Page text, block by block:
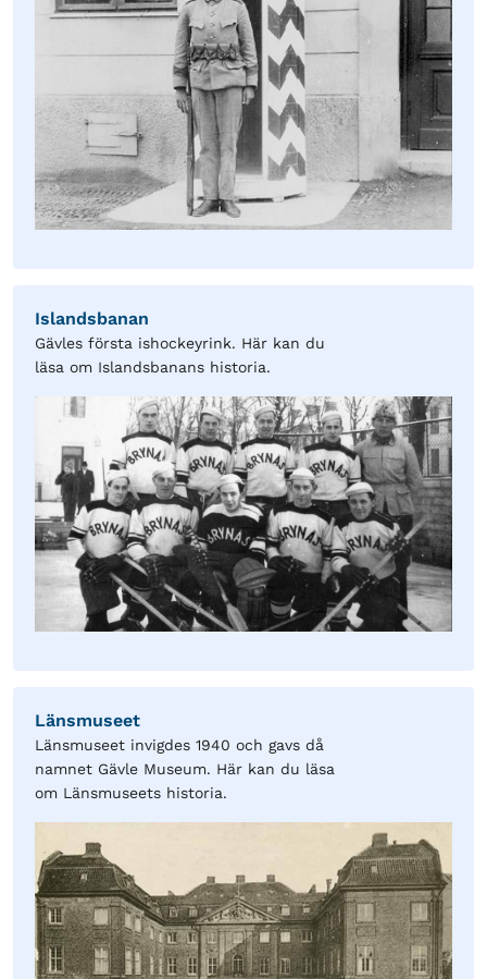
Islandsbanan
Gävles första ishockeyrink. Här kan du
läsa om Islandsbanans historia.
Länsmuseet
Länsmuseet invigdes 1940 och gavs då
namnet Gävle Museum. Här kan du läsa
om Länsmuseets historia.